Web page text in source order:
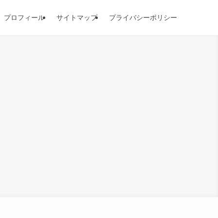
プロフィール サイトマップ プライバシーポリシー